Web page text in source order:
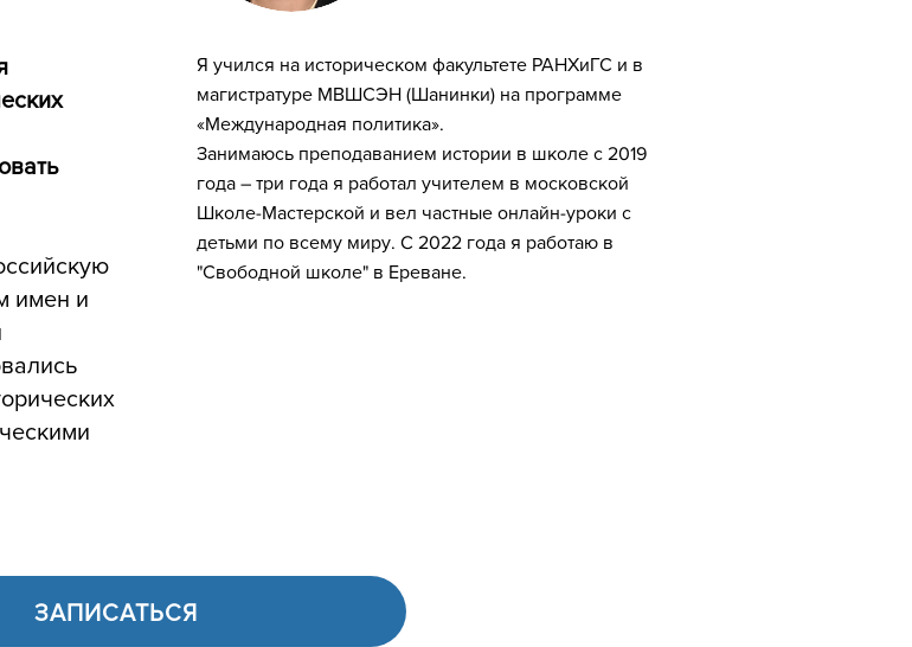
имен и
Я учился на историческом факультете РАНХиГС и в
магистратуре МВШСЭН (Шанинки) на программе
«Международная политика».
Занимаюсь преподаванием истории в школе с 2019
года – три года я работал учителем в московской
Школе-Мастерской и вел частные онлайн-уроки с
детьми по всему миру. C 2022 года я работаю в
"Свободной школе" в Ереване.
ЗАПИСАТЬСЯ